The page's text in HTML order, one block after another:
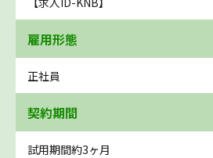
雇用形態
正社員
契約期間
試用期間約3ヶ月